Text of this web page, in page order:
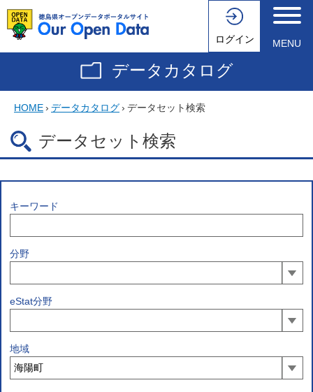
ログイン MENU
データカタログ
HOME› データカタログ› データセット検索
データセット検索
キーワード
分野
eStat分野
地域